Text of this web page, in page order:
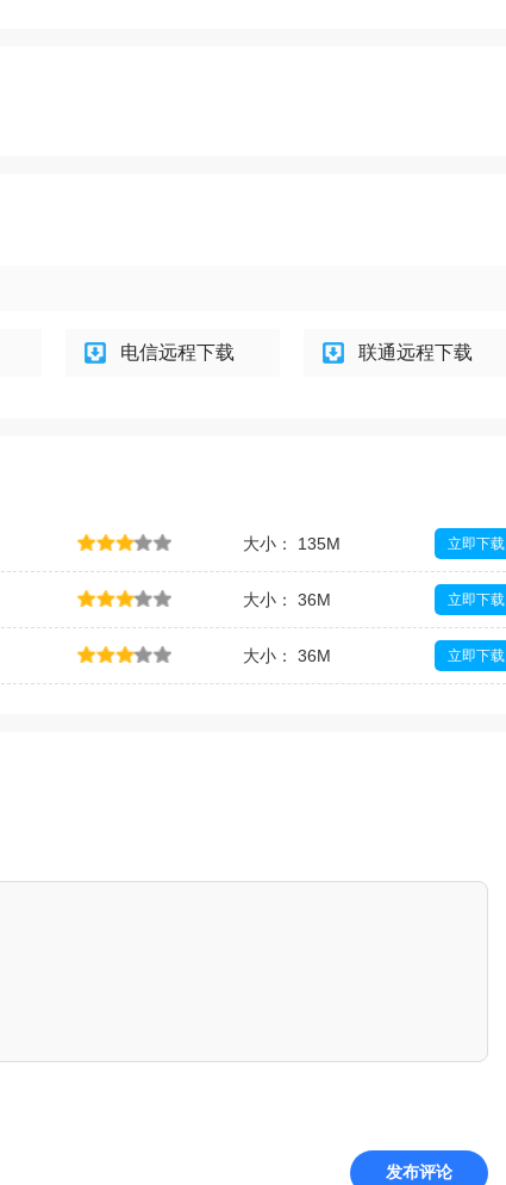
电信远程下载 联通远程下载
大小： 135M 立即下载
大小： 36M 立即下载
大小： 36M 立即下载
发布评论